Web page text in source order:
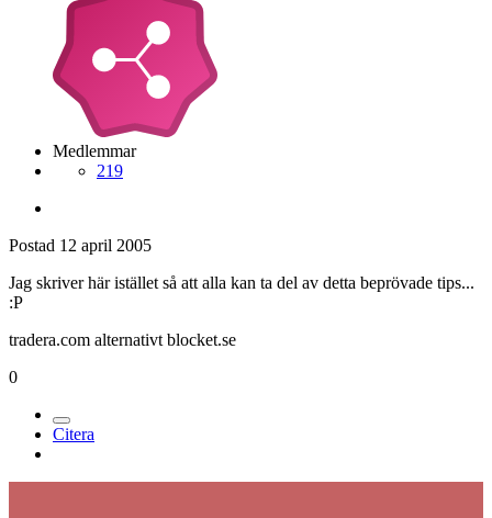
Medlemmar
219
Postad 12 april 2005
Jag skriver här istället så att alla kan ta del av detta beprövade tips...
:P
tradera.com alternativt blocket.se
0
Citera